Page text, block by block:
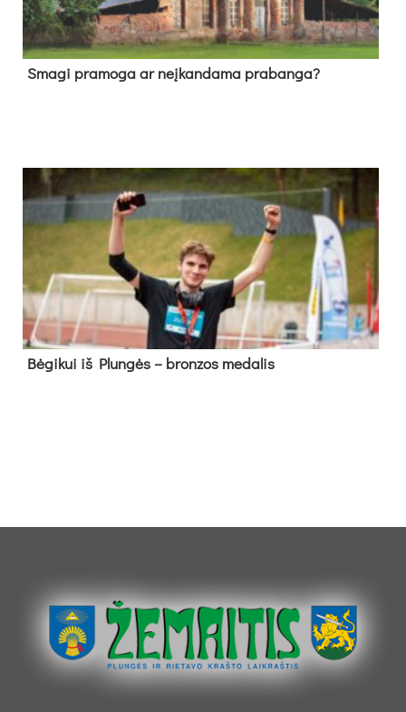
Sma­gi pra­mo­ga ar neį­kan­da­ma pra­ban­ga?
Bė­gi­kui iš Plun­gės – bron­zos me­da­lis